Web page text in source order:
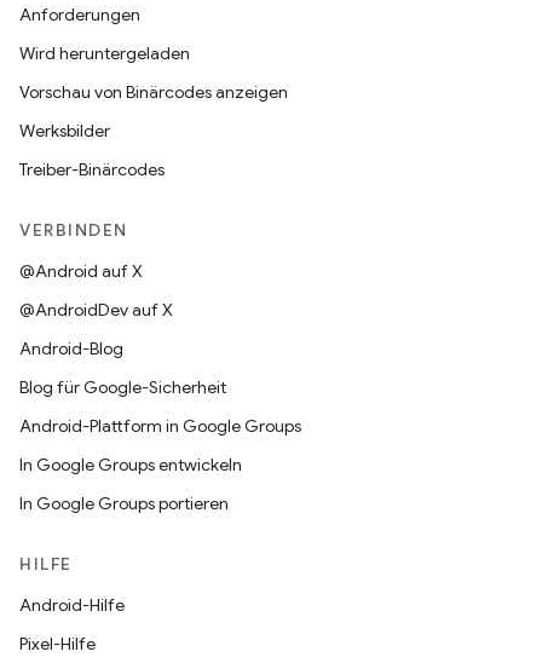
Anforderungen
Wird heruntergeladen
Vorschau von Binärcodes anzeigen
Werksbilder
Treiber-Binärcodes
VERBINDEN
@Android auf X
@AndroidDev auf X
Android-Blog
Blog für Google-Sicherheit
Android-Plattform in Google Groups
In Google Groups entwickeln
In Google Groups portieren
HILFE
Android-Hilfe
Pixel-Hilfe